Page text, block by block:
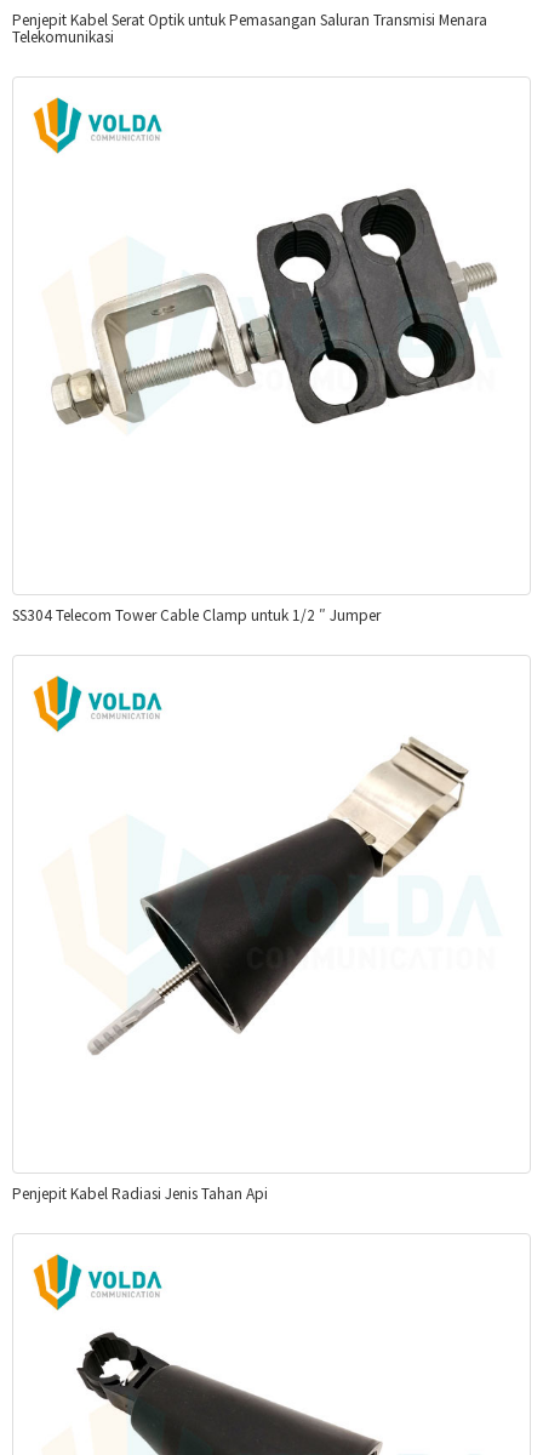
Penjepit Kabel Serat Optik untuk Pemasangan Saluran Transmisi Menara
Telekomunikasi
SS304 Telecom Tower Cable Clamp untuk 1/2 ″ Jumper
Penjepit Kabel Radiasi Jenis Tahan Api